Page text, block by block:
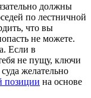
должны
по лестничной
что вы
не можете.
Если в
не пущу, ключи
желательно
позиции на основе